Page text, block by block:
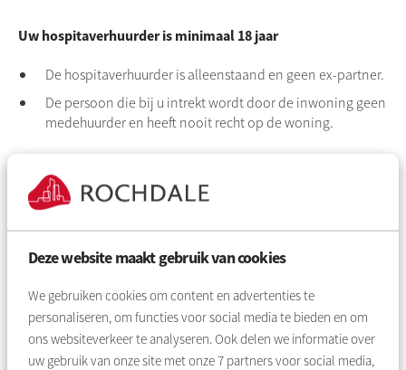
Deze website maakt gebruik van cookies
We gebruiken cookies om content en advertenties te
personaliseren, om functies voor social media te bieden en om
ons websiteverkeer te analyseren. Ook delen we informatie over
uw gebruik van onze site met onze7 partners voor social media,
Uw hospitaverhuurder is minimaal 18 jaar
De hospitaverhuurder is alleenstaand en geen ex-partner.
De persoon die bij u intrekt wordt door de inwoning geen
medehuurder en heeft nooit recht op de woning.
Er zijn meer voorwaarden om toestemming voor
Stap1
Zoek eerst een geschikte huurder.